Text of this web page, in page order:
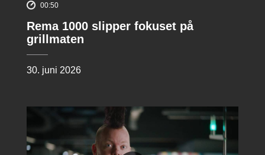
00:50
Rema 1000 slipper fokuset på
grillmaten
30. juni 2026